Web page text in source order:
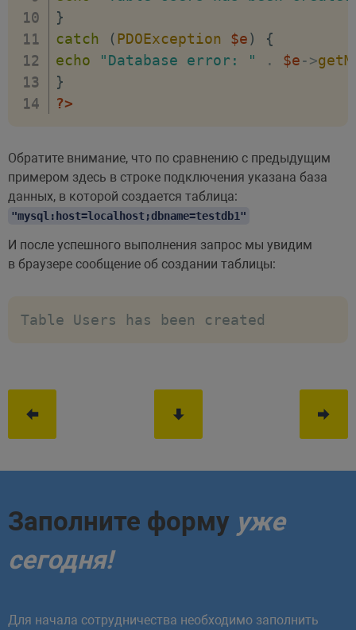
}
catch
(PDOException $e)
{
echo
"Database error: " . $e->
}
?>
Обратите внимание, что по сравнению с предыдущим
примером здесь в строке подключения указана база
данных, в которой создается таблица:
"mysql:host=localhost;dbname=testdb1"
И после успешного выполнения запрос мы увидим
в браузере сообщение об создании таблицы:
Table Users has been created
Заполните форму уже
сегодня!
Для начала сотрудничества необходимо заполнить